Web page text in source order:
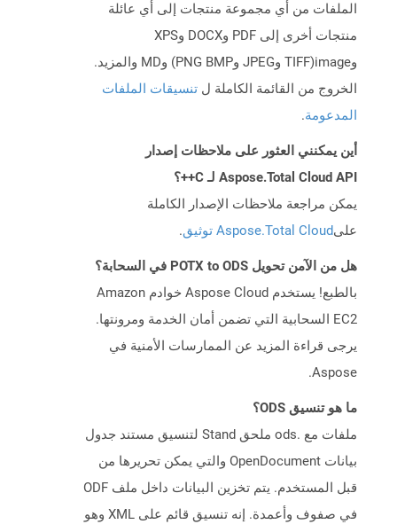
الملفات من أي مجموعة منتجات إلى أي عائلة
منتجات أخرى إلى PDF وDOCX وXPS
وimage(TIFF وJPEG وPNG BMP) وMD والمزيد.
الخروج من القائمة الكاملة ل تنسيقات الملفات
المدعومة.
أين يمكنني العثور على ملاحظات إصدار
Aspose.Total Cloud API لـ C++؟
يمكن مراجعة ملاحظات الإصدار الكاملة
علىAspose.Total Cloud توثيق .
هل من الآمن تحويل POTX to ODS في السحابة؟
بالطبع! يستخدم Aspose Cloud خوادم Amazon
EC2 السحابية التي تضمن أمان الخدمة ومرونتها.
يرجى قراءة المزيد عن الممارسات الأمنية في
Aspose.
ما هو تنسيق ODS؟
ملفات مع .ods ملحق Stand لتنسيق مستند جدول
بيانات OpenDocument والتي يمكن تحريرها من
قبل المستخدم. يتم تخزين البيانات داخل ملف ODF
في صفوف وأعمدة. إنه تنسيق قائم على XML وهو